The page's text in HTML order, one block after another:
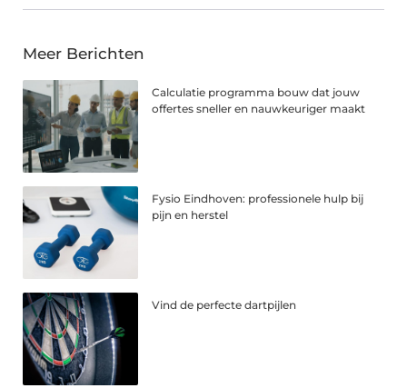
Meer Berichten
Calculatie programma bouw dat jouw
offertes sneller en nauwkeuriger maakt
Fysio Eindhoven: professionele hulp bij
pijn en herstel
Vind de perfecte dartpijlen